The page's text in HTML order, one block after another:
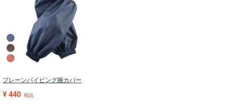
プレーンパイピング腕カバー
¥440 税込